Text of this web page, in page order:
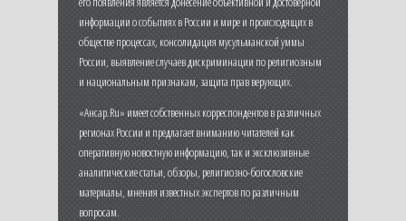
информации о событиях в России и мире и происходящих в
обществе процессах, консолидация мусульманской уммы
России, выявление случаев дискриминации по религиозным
и национальным признакам, защита прав верующих.
«Ансар.Ru» имеет собственных корреспондентов в различных
регионах России и предлагает вниманию читателей как
оперативную новостную информацию, так и эксклюзивные
аналитические статьи, обзоры, религиозно-богословские
материалы, мнения известных экспертов по различным
вопросам.